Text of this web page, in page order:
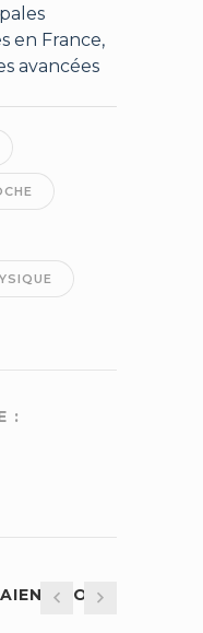
en France,
avancées
:
VOUS